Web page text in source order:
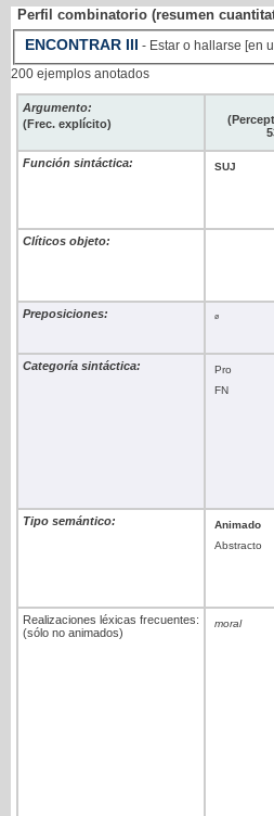
Perfil combinatorio (resumen
ENCONTRAR III - Estar o hallarse [en
200 ejemplos anotados
Argumento:
(Frec. explícito)
Función sintáctica:
SUJ
Clíticos objeto:
Preposiciones: ø
Categoría sintáctica: Pro
FN
Tipo semántico: Animado
Abstracto
Realizaciones léxicas frecuentes:
(sólo no animados)
moral